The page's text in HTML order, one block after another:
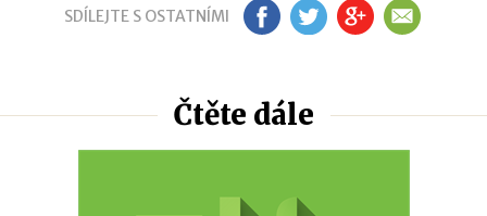
SDÍLEJTE S OSTATNÍMI FB TW GP EM
Čtěte dále